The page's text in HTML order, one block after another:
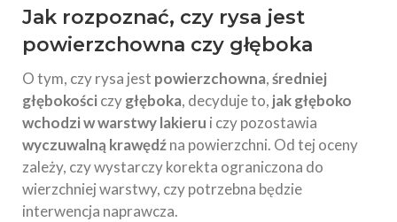
Jak rozpoznać, czy rysa jest
powierzchowna czy głęboka
O tym, czy rysa jest powierzchowna,średniej
głębokościczygłęboka, decyduje to, jak głęboko
wchodzi w warstwy lakieru i czy pozostawia
wyczuwalną krawędźna powierzchni. Od tej oceny
zależy, czy wystarczy korekta ograniczona do
wierzchniej warstwy, czy potrzebna będzie
interwencja naprawcza.